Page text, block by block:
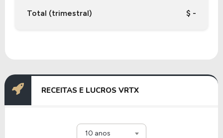
Total (trimestral) $ -
RECEITAS E LUCROS VRTX
10 anos